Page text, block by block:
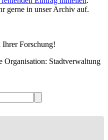
gerne in unser Archiv auf.
Forschung!
Organisation: Stadtverwaltung